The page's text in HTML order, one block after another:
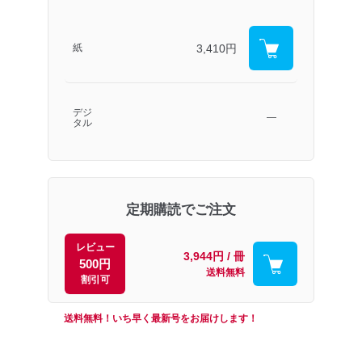
紙 3,410円
デジ
タル
―
定期購読でご注文
レビュー
500円
割引可
3,944円 / 冊
送料無料
送料無料！いち早く最新号をお届けします！